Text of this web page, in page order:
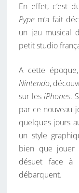
En effet, c’est
Pype m’a fait
un jeu musical
petit studio
A cette
Nintendo,
sur les iPhones.
par ce nouveau
quelques jours
un style
bien que jouer
désuet face à
débarquent.